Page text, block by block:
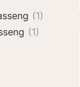
(1)
(1)